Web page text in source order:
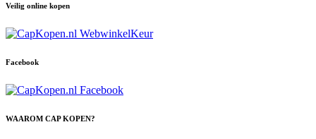
Veilig online kopen
Facebook
WAAROM CAP KOPEN?